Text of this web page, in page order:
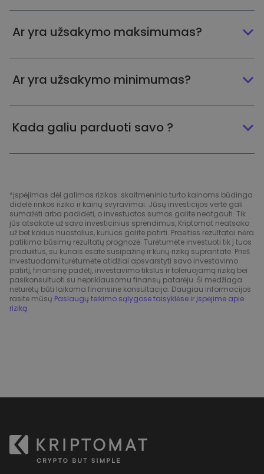
Ar yra užsakymo maksimumas?
Ar yra užsakymo minimumas?
Kada galiu parduoti savo ?
*Įspėjimas dėl galimos rizikos: skaitmeninio turto kainoms būdinga
didelė rinkos rizika ir kainų svyravimai. Jūsų investicijos vertė gali
sumažėti arba padidėti, o investuotos sumos galite neatgauti. Tik
jūs atsakote už savo investicinius sprendimus, Kriptomat neatsako
už bet kokius nuostolius, kuriuos galite patirti. Praeities rezultatai nėra
patikima būsimų rezultatų prognozė. Turėtumėte investuoti tik į tuos
produktus, su kuriais esate susipažinę ir kurių riziką suprantate. Prieš
investuodami turėtumėte atidžiai apsvarstyti savo investavimo
patirtį, finansinę padėtį, investavimo tikslus ir toleruojamą riziką bei
pasikonsultuoti su nepriklausomu finansų patarėju. Ši medžiaga
neturėtų būti laikoma finansine konsultacija. Daugiau informacijos
rasite mūsų Paslaugų teikimo sąlygose taisyklėse ir Įspėjime apie
riziką.